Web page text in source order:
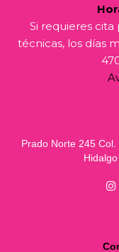
Si requieres
técnicas, los días
Prado Norte 245